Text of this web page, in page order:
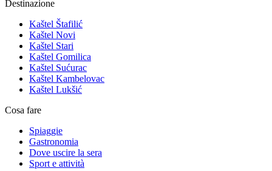
Destinazione
Kaštel Štafilić
Kaštel Novi
Kaštel Stari
Kaštel Gomilica
Kaštel Sućurac
Kaštel Kambelovac
Kaštel Lukšić
Cosa fare
Spiaggie
Gastronomia
Dove uscire la sera
Sport e attività